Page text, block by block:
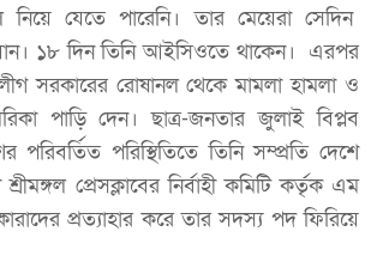
যেতে পারেনি। তার মেয়েরা সেদিন
১৮ দিন তিনি আইসিওতে থাকেন। এরপর
সরকারের রোষানল থেকে মামলা হামলা ও
পাড়ি দেন। ছাত্র-জনতার জুলাই বিপ্লব
পরিবর্তিত পরিস্থিতিতে তিনি সম্প্রতি দেশে
প্রেসক্লাবের নির্বাহী কমিটি কর্তৃক এম
প্রত্যাহার করে তার সদস্য পদ ফিরিয়ে